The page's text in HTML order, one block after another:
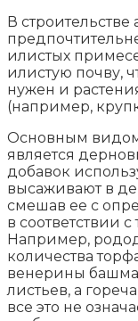
В
илистых
илистую почву,
нужен и
(например,
Основным
является
добавок
высаживают в
смешав ее с
в соответствии
Например,
количества
венерины
листьев, а
все это не